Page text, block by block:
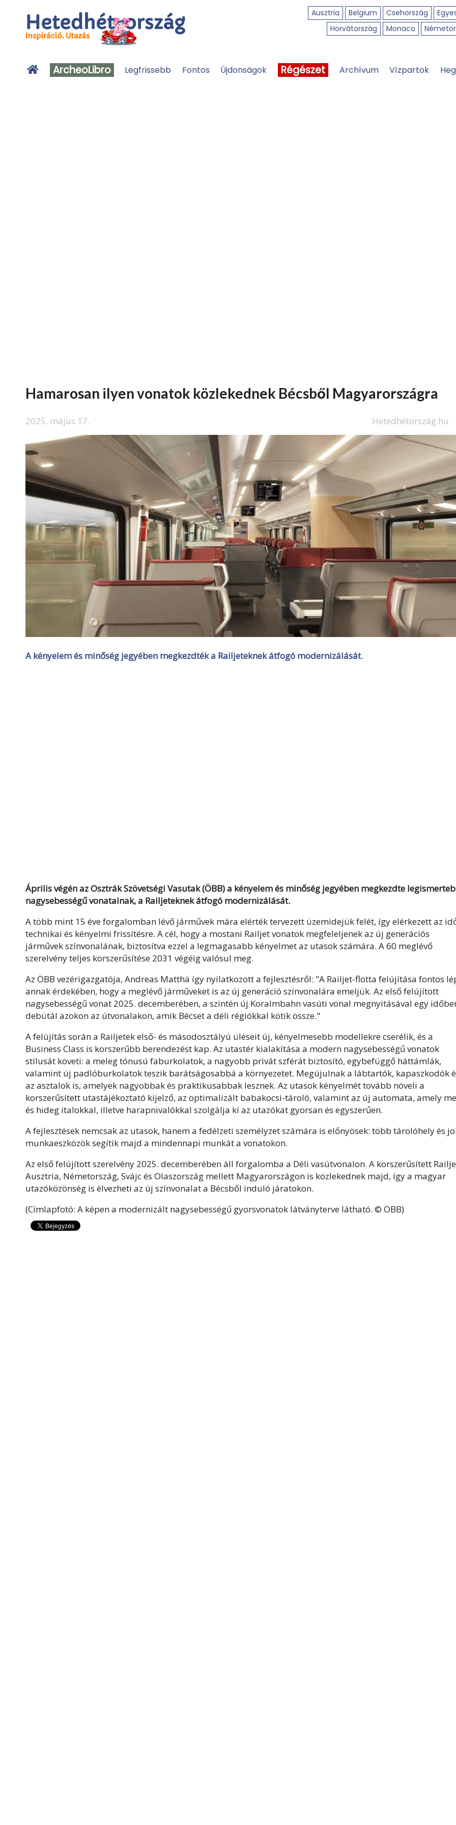
Ausztria Belgium Csehország
Horvátország
Monaco
ArcheoLibro Legfrissebb Fontos Újdonságok Régészet Archívum Vízpartok
Hamarosan ilyen vonatok közlekednek Bécsből Magyarországra
2025. május 17. Hetedhétország.hu
A kényelem és minőség jegyében megkezdték a Railjeteknek átfogó modernizálását.
Április végén az Osztrák Szövetségi Vasutak (ÖBB) a kényelem és minőség jegyében megkezdte
nagysebességű vonatainak, a Railjeteknek átfogó modernizálását.
A több mint 15 éve forgalomban lévő járművek mára elérték tervezett üzemidejük felét, így elérkezett az
technikai és kényelmi frissítésre. A cél, hogy a mostani Railjet vonatok megfeleljenek az új generációs
járművek színvonalának, biztosítva ezzel a legmagasabb kényelmet az utasok számára. A 60 meglévő
szerelvény teljes korszerűsítése 2031 végéig valósul meg.
Az ÖBB vezérigazgatója, Andreas Matthä így nyilatkozott a fejlesztésről: "A Railjet-flotta felújítása fontos
annak érdekében, hogy a meglévő járműveket is az új generáció színvonalára emeljük. Az első felújított
nagysebességű vonat 2025. decemberében, a szintén új Koralmbahn vasúti vonal megnyitásával egy
debütál azokon az útvonalakon, amik Bécset a déli régiókkal kötik össze."
A felújítás során a Railjetek első- és másodosztályú üléseit új, kényelmesebb modellekre cserélik, és a
Business Class is korszerűbb berendezést kap. Az utastér kialakítása a modern nagysebességű vonatok
stílusát követi: a meleg tónusú faburkolatok, a nagyobb privát szférát biztosító, egybefüggő háttámlák,
valamint új padlóburkolatok teszik barátságosabbá a környezetet. Megújulnak a lábtartók, kapaszkodók
az asztalok is, amelyek nagyobbak és praktikusabbak lesznek. Az utasok kényelmét tovább növeli a
korszerűsített utastájékoztató kijelző, az optimalizált babakocsi-tároló, valamint az új automata, amely
és hideg italokkal, illetve harapnivalókkal szolgálja ki az utazókat gyorsan és egyszerűen.
A fejlesztések nemcsak az utasok, hanem a fedélzeti személyzet számára is előnyösek: több tárolóhely és
munkaeszközök segítik majd a mindennapi munkát a vonatokon.
Az első felújított szerelvény 2025. decemberében áll forgalomba a Déli vasútvonalon. A korszerűsített
Ausztria, Németország, Svájc és Olaszország mellett Magyarországon is közlekednek majd, így a magyar
utazóközönség is élvezheti az új színvonalat a Bécsből induló járatokon.
(Címlapfotó: A képen a modernizált nagysebességű gyorsvonatok látványterve látható. © ÖBB)